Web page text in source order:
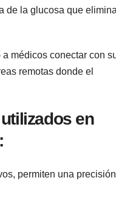
de⁤ la glucosa que
médicos conectar con
​remotas ‌donde el⁣
en
permiten⁢ una precisión